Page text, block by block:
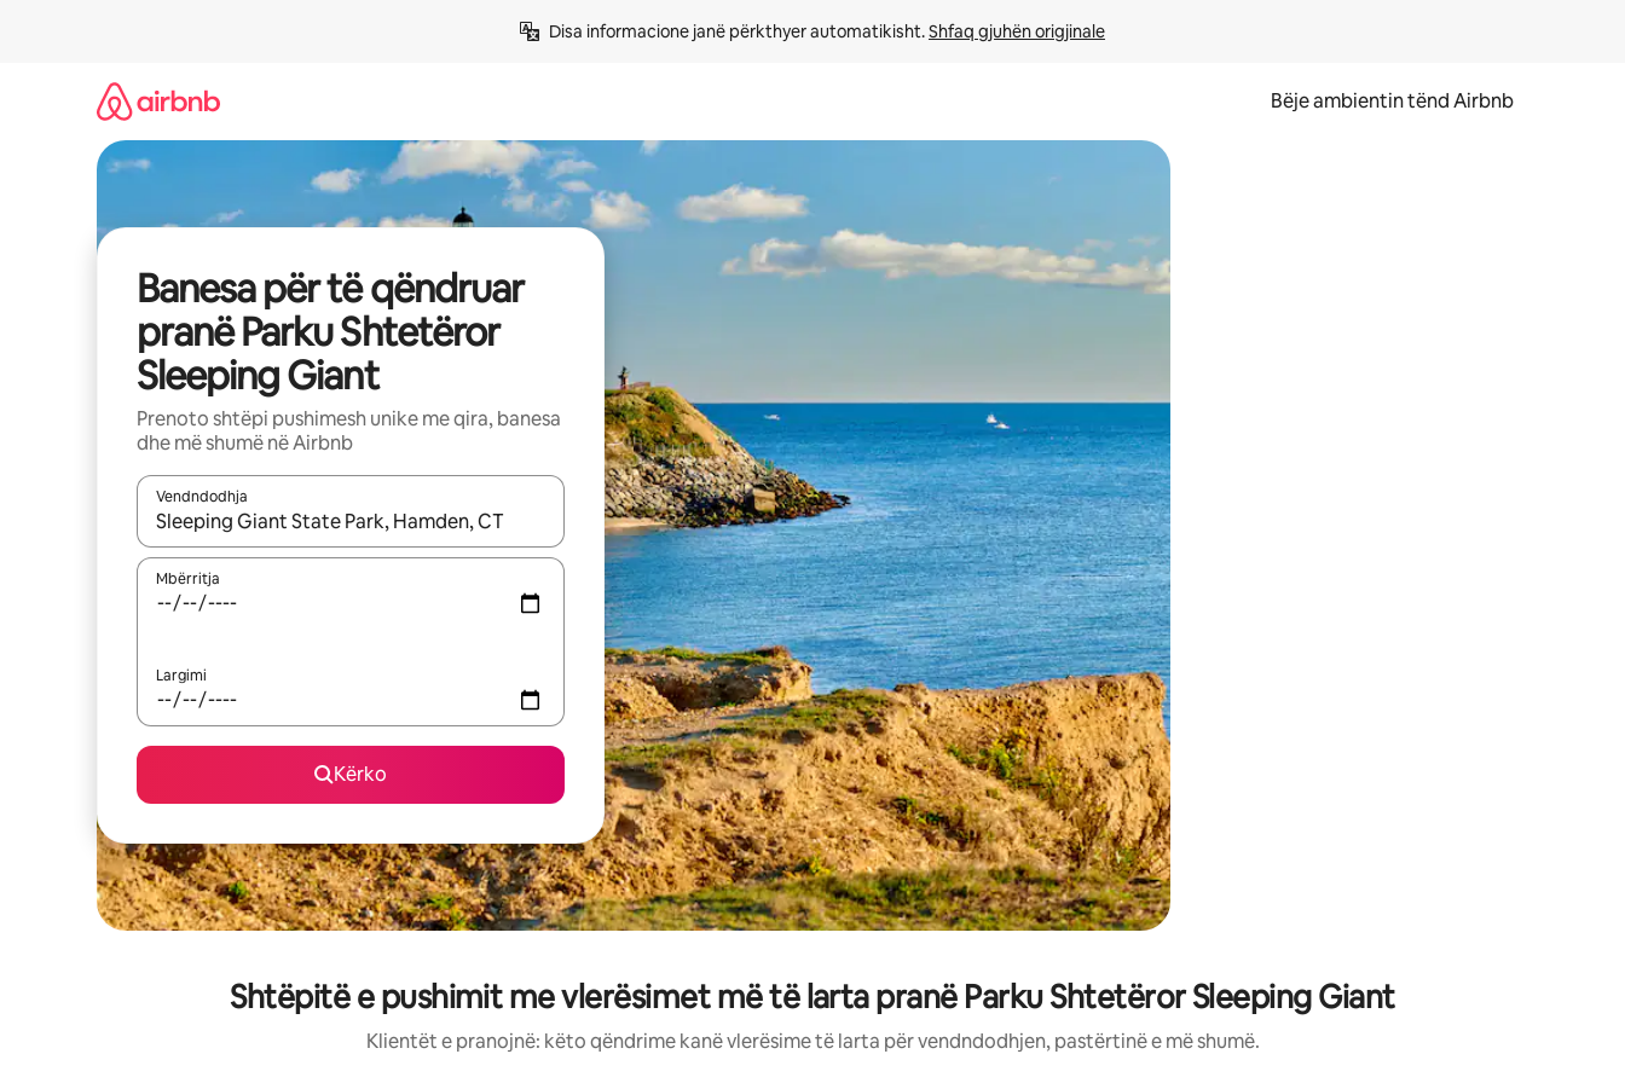
Disa informacione janë përkthyer automatikisht. Shfaq gjuhën origjinale
Bëje ambientin tënd Airbnb
Banesa për të qëndruar
pranë Parku Shtetëror
Sleeping Giant
Prenoto shtëpi pushimesh unike me qira, banesa
dhe më shumë në Airbnb
Vendndodhja
Kur rezultatet të jenë të disponueshme, lëviz me butonat e shigjetave lart e poshtë ose eksploro duke prekur ose duke lëvizur ekranin.
Mbërritja
Largimi
Kërko
Shtëpitë e pushimit me vlerësimet më të larta pranë Parku Shtetëror Sleeping Giant
Klientët e pranojnë: këto qëndrime kanë vlerësime të larta për vendndodhjen, pastërtinë e më shumë.